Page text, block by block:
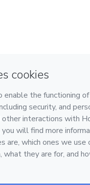
do México